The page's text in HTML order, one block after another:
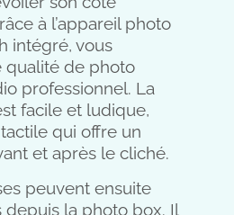
à l’appareil photo
intégré, vous
qualité de photo
professionnel. La
facile et ludique,
qui offre un
et après le cliché.
peuvent ensuite
la photo box. Il